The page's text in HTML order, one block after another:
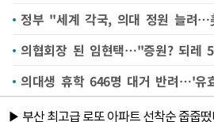
의대생 휴학 646명 대거 반려…'유